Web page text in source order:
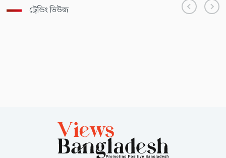
ট্রেন্ডিং ভিউজ